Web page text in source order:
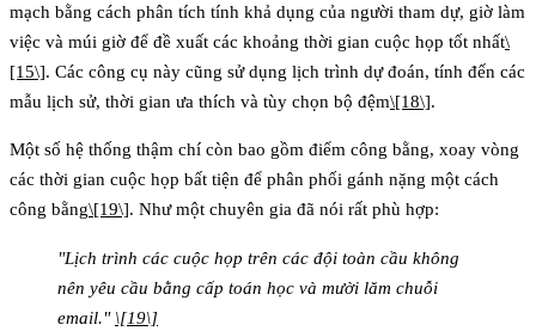
mạch bằng cách phân tích tính khả dụng của người tham dự, giờ làm
việc và múi giờ để đề xuất các khoảng thời gian cuộc họp tốt nhất\
[15\]. Các công cụ này cũng sử dụng lịch trình dự đoán, tính đến các
mẫu lịch sử, thời gian ưa thích và tùy chọn bộ đệm\[18\].
Một số hệ thống thậm chí còn bao gồm điểm công bằng, xoay vòng
các thời gian cuộc họp bất tiện để phân phối gánh nặng một cách
công bằng\[19\]. Như một chuyên gia đã nói rất phù hợp:
"Lịch trình các cuộc họp trên các đội toàn cầu không
nên yêu cầu bằng cấp toán học và mười lăm chuỗi
email." \[19\]